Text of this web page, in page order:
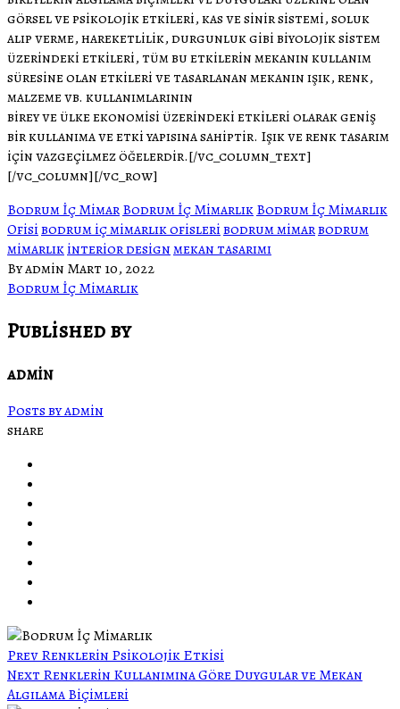
görsel ve psikolojik etkileri, kas ve sinir sistemi, soluk
alıp verme, hareketlilik, durgunluk gibi biyolojik sistem
üzerindeki etkileri, tüm bu etkilerin mekanın kullanım
süresine olan etkileri ve tasarlanan mekanın ışık, renk,
malzeme vb. kullanımlarının
birey ve ülke ekonomisi üzerindeki etkileri olarak geniş
bir kullanıma ve etki yapısına sahiptir. Işık ve renk tasarım
için vazgeçilmez öğelerdir.[/vc_column_text]
[/vc_column][/vc_row]
Bodrum İç MimarBodrum İç MimarlıkBodrum İç Mimarlık
Ofisibodrum iç mimarlık ofisleribodrum mimarbodrum
mimarlıkinterior designmekan tasarımı
By admin Mart 10, 2022
Bodrum İç Mimarlık
Published by
admin
Posts by admin
share
PrevRenklerin Psikolojik Etkisi
Next Renklerin Kullanımına Göre Duygular ve Mekan
Algılama Biçimleri